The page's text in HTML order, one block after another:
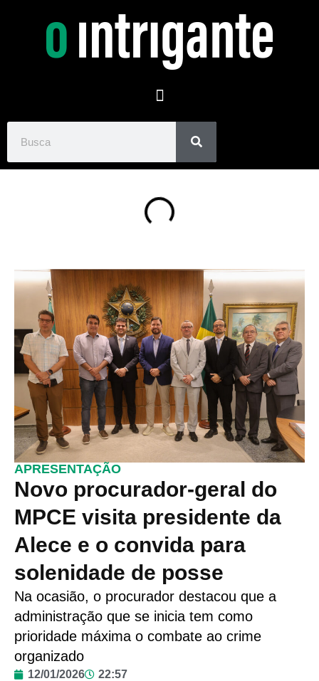
APRESENTAÇÃO
Novo procurador-geral do
MPCE visita presidente da
Alece e o convida para
solenidade de posse
Na ocasião, o procurador destacou que a
administração que se inicia tem como
prioridade máxima o combate ao crime
organizado
12/01/2026 22:57